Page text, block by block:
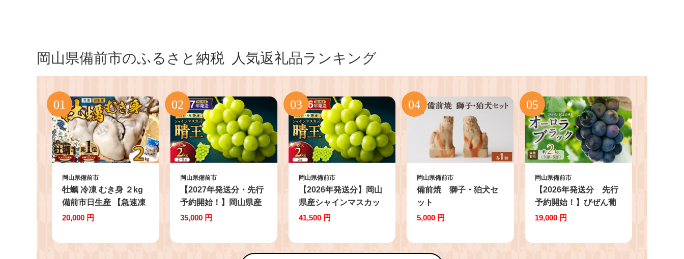
岡山県備前市のふるさと納税 人気返礼品ランキング
岡山県備前市
牡蠣 冷凍 むき身 ２kg
備前市日生産 【急速凍
結牡蠣 一年牡蠣 国産
20,000 円
岡山県備前市
【2027年発送分・先行
予約開始！】岡山県産
シャインマスカット
程度）（令和9年8月中
35,000 円
岡山県備前市
【2026年発送分】岡山
県産シャインマスカッ
ト 「晴王」秀品（特大
発送）【 シャインマス
41,500 円
岡山県備前市
備前焼 獅子・狛犬セ
ット
5,000 円
岡山県備前市
【2026年発送分 先行
予約開始！】びぜん葡
萄「オーロラブラッ
19,000 円